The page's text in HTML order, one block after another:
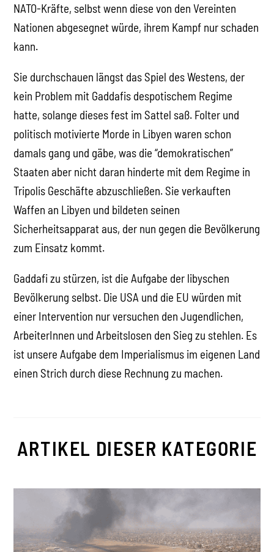
NATO-Kräfte, selbst wenn diese von den Vereinten
Nationen abgesegnet würde, ihrem Kampf nur schaden
kann.
Sie durchschauen längst das Spiel des Westens, der
kein Problem mit Gaddafis despotischem Regime
hatte, solange dieses fest im Sattel saß. Folter und
politisch motivierte Morde in Libyen waren schon
damals gang und gäbe, was die “demokratischen”
Staaten aber nicht daran hinderte mit dem Regime in
Tripolis Geschäfte abzuschließen. Sie verkauften
Waffen an Libyen und bildeten seinen
Sicherheitsapparat aus, der nun gegen die Bevölkerung
zum Einsatz kommt.
Gaddafi zu stürzen, ist die Aufgabe der libyschen
Bevölkerung selbst. Die USA und die EU würden mit
einer Intervention nur versuchen den Jugendlichen,
ArbeiterInnen und Arbeitslosen den Sieg zu stehlen. Es
ist unsere Aufgabe dem Imperialismus im eigenen Land
einen Strich durch diese Rechnung zu machen.
ARTIKEL DIESER KATEGORIE